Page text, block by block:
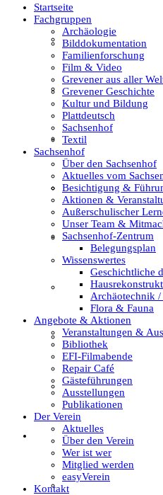
Familienforschung
Film & Video
Grevener aus aller
Grevener Geschichte
Kultur und Bildung
Plattdeutsch
Sachsenhof
Textil
Sachsenhof
Über den Sachsenhof
Startseite
Fachgruppen
Archäologie
Bilddokumentation
Familienforschung
Film & Video
Grevener aus aller
Grevener Geschichte
Kultur und Bildung
Plattdeutsch
Sachsenhof
Textil
Sachsenhof
Über den Sachsenhof
Aktuelles vom
Besichtigung &
Aktionen &
Außerschulischer
Unser Team &
Sachsenhof-Zentrum
Belegungsplan
Wissenswertes
Geschichtliche
Archäotechnik
Flora & Fauna
Angebote & Aktionen
Veranstaltungen &
Bibliothek
EFI-Filmabende
Repair Café
Gästeführungen
Ausstellungen
Publikationen
Der Verein
Aktuelles
Über den Verein
Wer ist wer
Mitglied werden
easyVerein
Kontakt